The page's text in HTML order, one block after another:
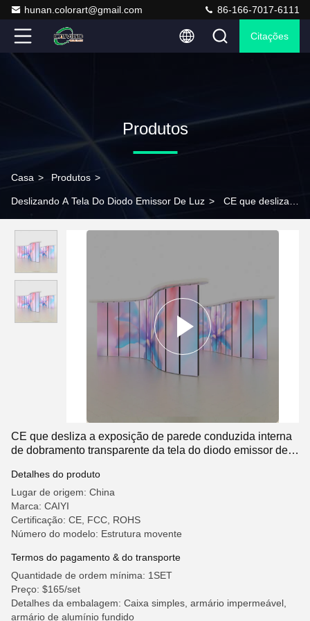
hunan.colorart@gmail.com 86-166-7017-6111
Citações
Produtos
Casa > Produtos >
Deslizando A Tela Do Diodo Emissor De Luz > CE que desliza a
transparente da tela do diodo emissor de luz
CE que desliza a exposição de parede conduzida interna
de dobramento transparente da tela do diodo emissor de
Detalhes do produto
Lugar de origem: China
Marca: CAIYI
Certificação: CE, FCC, ROHS
Número do modelo: Estrutura movente
Termos do pagamento & do transporte
Quantidade de ordem mínima: 1SET
Preço: $165/set
Detalhes da embalagem: Caixa simples, armário impermeável,
armário de alumínio fundido